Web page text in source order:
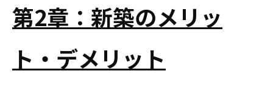
第2章：新築のメリッ
ト・デメリット